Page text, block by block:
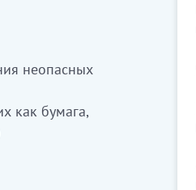
бір санаттарға
неопасных
как бумага,